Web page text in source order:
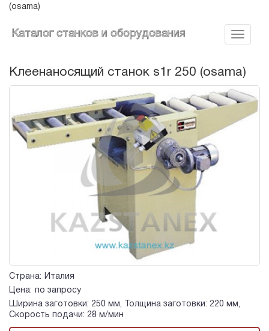
(osama)
Каталог станков и оборудования
Клеенаносящий станок s1r 250 (osama)
Страна:
Италия
Цена:
по запросу
Ширина заготовки: 250 мм, Толщина заготовки: 220 мм,
Скорость подачи: 28 м/мин